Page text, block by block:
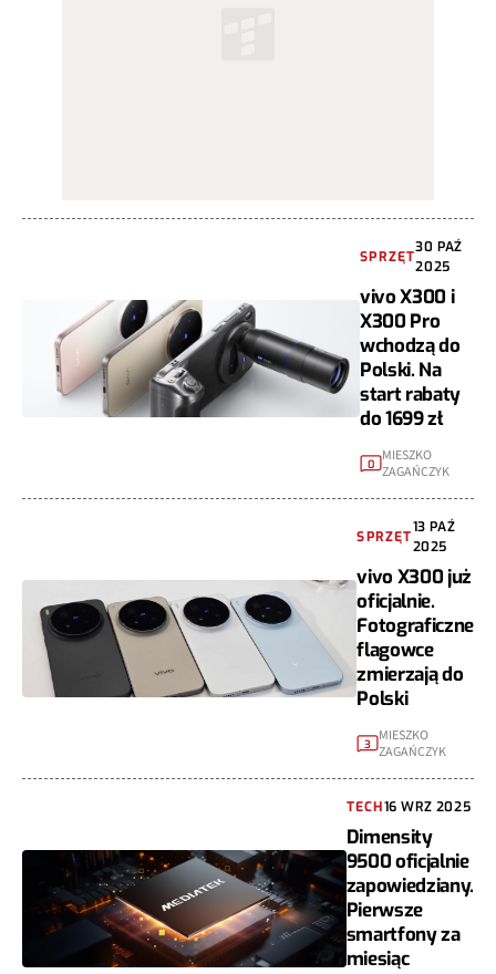
SPRZĘT
30 PAŹ
2025
vivo X300 i
X300 Pro
wchodzą do
Polski. Na
start rabaty
do 1699 zł
0
MIESZKO
ZAGAŃCZYK
SPRZĘT
13 PAŹ
2025
vivo X300 już
oficjalnie.
Fotograficzne
flagowce
zmierzają do
Polski
3
MIESZKO
ZAGAŃCZYK
TECH16 WRZ 2025
Dimensity
9500 oficjalnie
zapowiedziany.
Pierwsze
smartfony za
miesiąc